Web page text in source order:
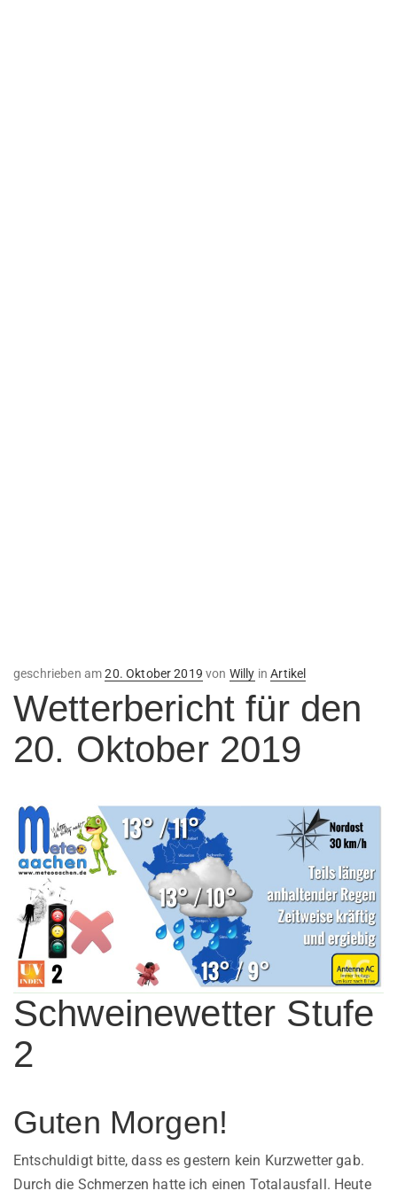
geschrieben amVeröffentlicht
20. Oktober 2019 von Willy inArtikel
Wetterbericht für den
20. Oktober 2019
Schweinewetter Stufe
2
Guten Morgen!
Entschuldigt bitte, dass es gestern kein Kurzwetter gab.
Durch die Schmerzen hatte ich einen Totalausfall. Heute